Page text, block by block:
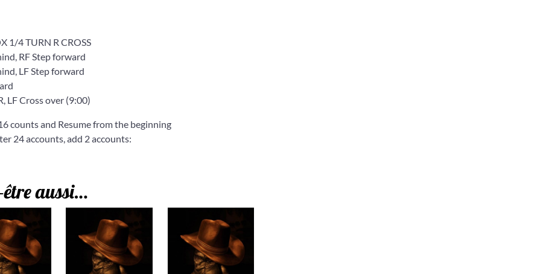
1/4 TURN R CROSS
RF Step forward
LF Step forward
LF Cross over (9:00)
counts and Resume from the beginning
24 accounts, add 2 accounts:
être aussi…